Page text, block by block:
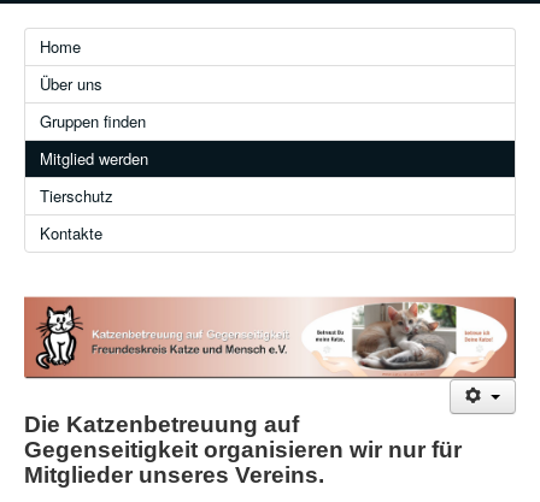
Home
Über uns
Gruppen finden
Mitglied werden
Tierschutz
Kontakte
Die Katzenbetreuung auf
Gegenseitigkeit organisieren wir nur für
Mitglieder unseres Vereins.